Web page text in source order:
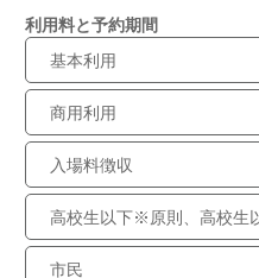
利用料と予約期間
基本利用
商用利用
入場料徴収
高校生以下※原則、高校生
市民